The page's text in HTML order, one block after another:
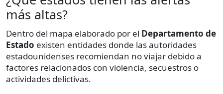
más altas?
Dentro del mapa elaborado por el Departamento de
Estado existen entidades donde las autoridades
estadounidenses recomiendan no viajar debido a
factores relacionados con violencia, secuestros o
actividades delictivas.